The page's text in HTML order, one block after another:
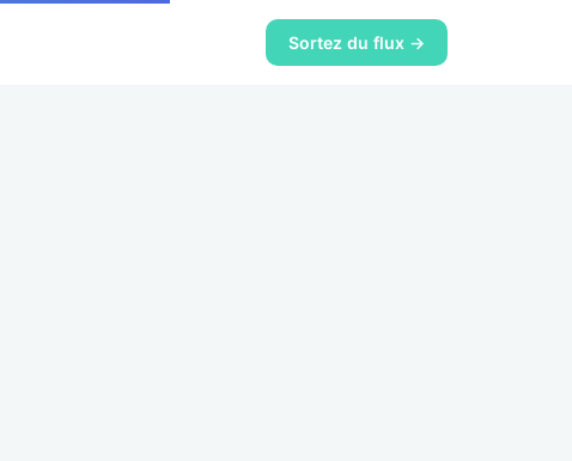
Sortez du flux →